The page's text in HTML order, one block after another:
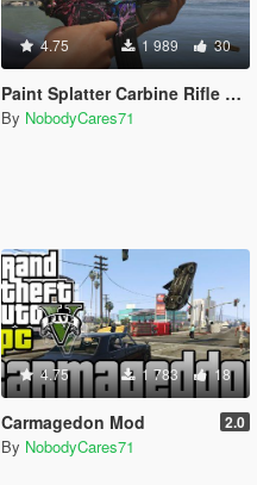
4.75 1 989 30
Paint Splatter Carbine Rifle Skin
By NobodyCares71
4.75 1 783 18
Carmagedon Mod 2.0
By NobodyCares71